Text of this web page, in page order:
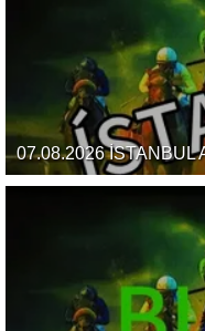
07.08.2026 İSTANBUL